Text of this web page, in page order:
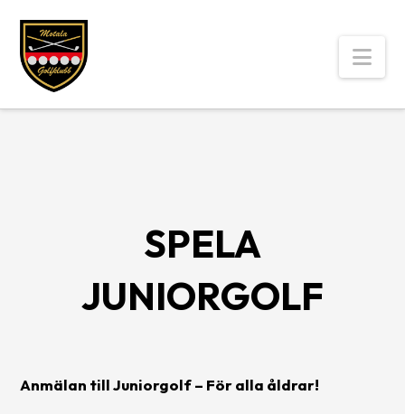
SPELA
JUNIORGOLF
Anmälan till Juniorgolf – För alla åldrar!